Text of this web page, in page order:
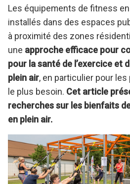
Les équipements de fitness
installés dans des espaces
à proximité des zones
une approche efficace pour
pour la santé de l’exercice et
plein air, en particulier pour
le plus besoin. Cet article
recherches sur les bienfaits
en plein air.